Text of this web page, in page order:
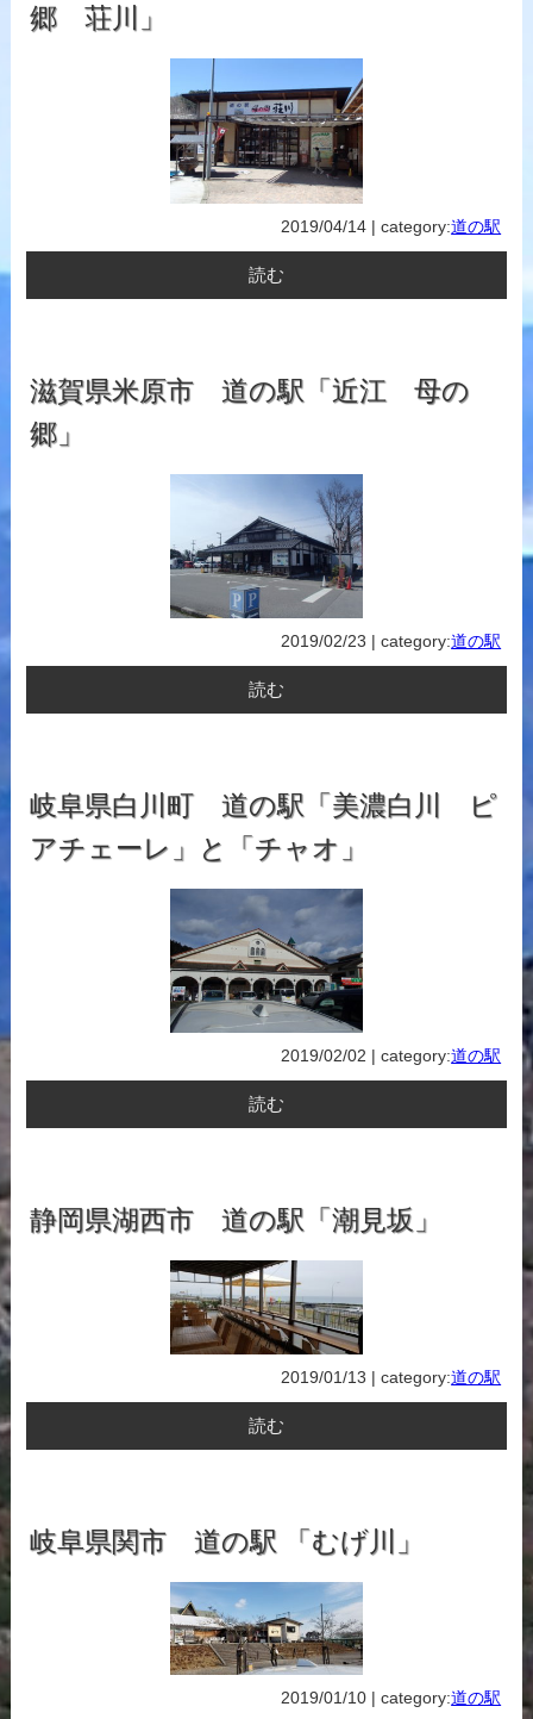
郷 荘川」
2019/04/14 | category:道の駅
読む
滋賀県米原市 道の駅「近江 母の
郷」
2019/02/23 | category:道の駅
読む
岐阜県白川町 道の駅「美濃白川 ピ
アチェーレ」と「チャオ」
2019/02/02 | category:道の駅
読む
静岡県湖西市 道の駅「潮見坂」
2019/01/13 | category:道の駅
読む
岐阜県関市 道の駅 「むげ川」
2019/01/10 | category:道の駅